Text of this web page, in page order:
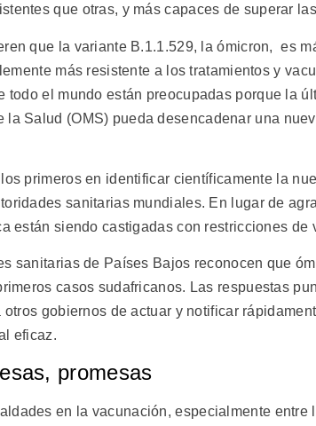
que otras, y más capaces de superar
que la variante B.1.1.529, la ómicron, es
más resistente a los tratamientos y
todo el mundo están preocupadas porque la
la Salud (OMS) pueda desencadenar una
primeros en identificar científicamente la
sanitarias mundiales. En lugar de
están siendo castigadas con restricciones de
sanitarias de Países Bajos reconocen que
casos sudafricanos. Las respuestas
gobiernos de actuar y notificar
eficaz.
promesas
en la vacunación, especialmente entre